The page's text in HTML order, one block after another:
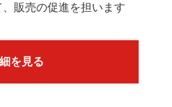
販売の促進を担います
を見る